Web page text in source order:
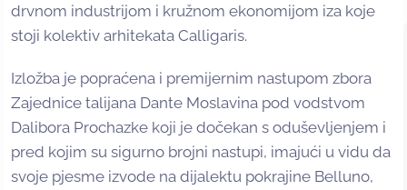
drvnom industrijom i kružnom ekonomijom iza koje
stoji kolektiv arhitekata Calligaris.
Izložba je popraćena i premijernim nastupom zbora
Zajednice talijana Dante Moslavina pod vodstvom
Dalibora Prochazke koji je dočekan s oduševljenjem i
pred kojim su sigurno brojni nastupi, imajući u vidu da
svoje pjesme izvode na dijalektu pokrajine Belluno,